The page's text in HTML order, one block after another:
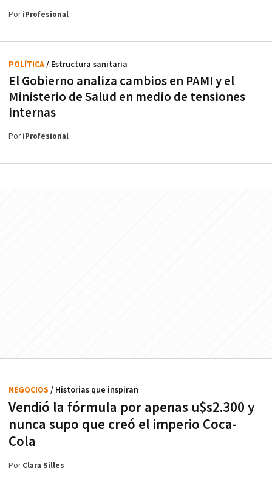
PoriProfesional
El Gobierno analiza cambios en PAMI y el
Ministerio de Salud en medio de tensiones
internas
POLÍTICA/ Estructura sanitaria
PoriProfesional
Vendió la fórmula por apenas u$s2.300 y
nunca supo que creó el imperio Coca-
Cola
NEGOCIOS / Historias que inspiran
PorClara Silles